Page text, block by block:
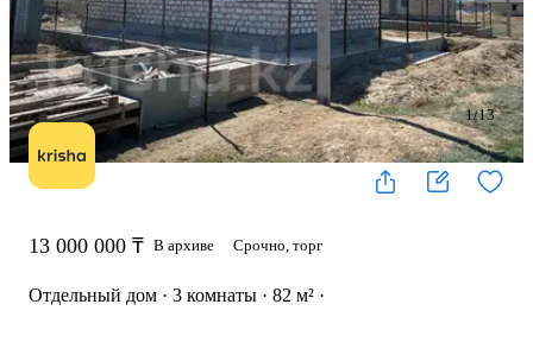
1/13
13 000 000 ₸ В архиве Срочно, торг
Отдельный дом · 3 комнаты · 82 м² ·